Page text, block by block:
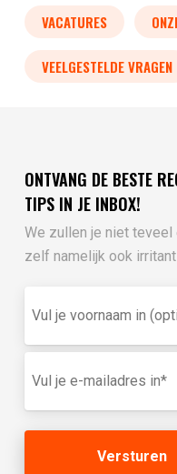
VACATURES
VEELGESTELDE VRAGEN
ONTVANG DE BESTE
TIPS IN JE INBOX!
We zullen je niet
zelf namelijk ook irritant
je
in
(optioneel)
mailadres